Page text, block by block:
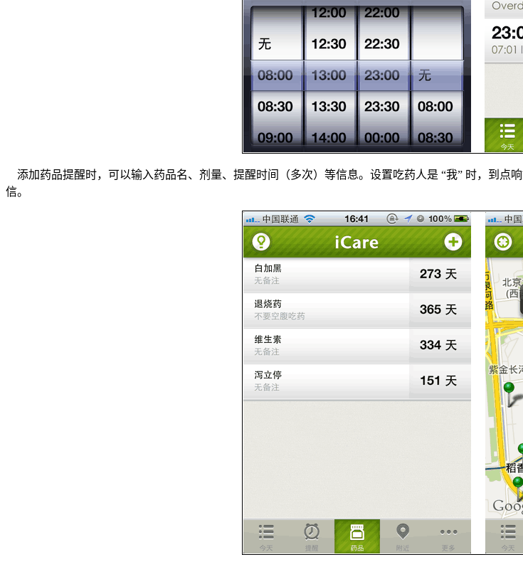
添加药品提醒时，可以输入药品名、剂量、提醒时间（多次）等信息。设置吃药人是 “我” 时，到点
信。